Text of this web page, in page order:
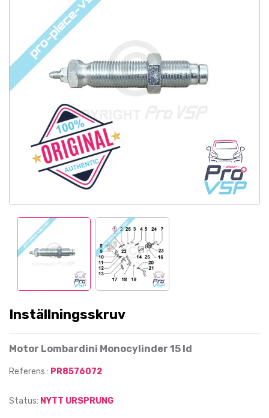
Inställningsskruv
Motor Lombardini Monocylinder 15 ld
Referens : PR8576072
Status: NYTT URSPRUNG